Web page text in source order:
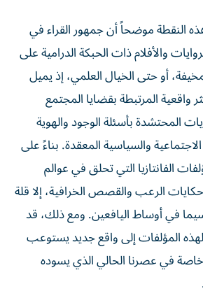
النقطة موضحاً أن جمهور القراء في
والأفلام ذات الحبكة الدرامية على
أو حتى الخيال العلمي، إذ يميل
واقعية المرتبطة بقضايا المجتمع
المحتشدة بأسئلة الوجود والهوية
والسياسية المعقدة. بناءً على
الفانتازيا التي تحلق في عوالم
الرعب والقصص الخرافية، إلا قلة
في أوساط اليافعين. ومع ذلك، قد
لهذه المؤلفات إلى واقع جديد يستوعب
في عصرنا الحالي الذي يسوده